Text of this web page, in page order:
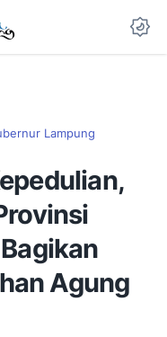
Lampung
Agung